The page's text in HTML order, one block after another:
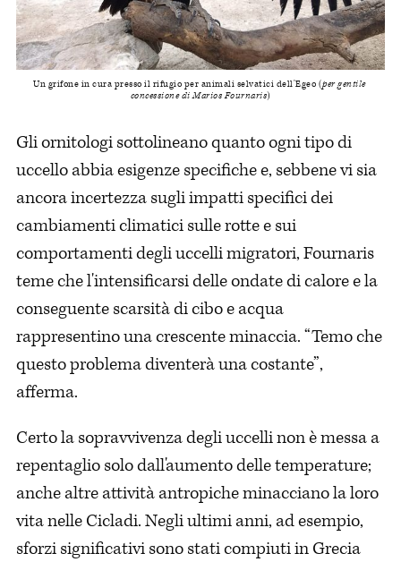
Un grifone in cura presso il rifugio per animali selvatici dell'Egeo (per gentile
concessione di Marios Fournaris)
Gli ornitologi sottolineano quanto ogni tipo di
uccello abbia esigenze specifiche e, sebbene vi sia
ancora incertezza sugli impatti specifici dei
cambiamenti climatici sulle rotte e sui
comportamenti degli uccelli migratori, Fournaris
teme che l'intensificarsi delle ondate di calore e la
conseguente scarsità di cibo e acqua
rappresentino una crescente minaccia. “Temo che
questo problema diventerà una costante”,
afferma.
Certo la sopravvivenza degli uccelli non è messa a
repentaglio solo dall'aumento delle temperature;
anche altre attività antropiche minacciano la loro
vita nelle Cicladi. Negli ultimi anni, ad esempio,
sforzi significativi sono stati compiuti in Grecia